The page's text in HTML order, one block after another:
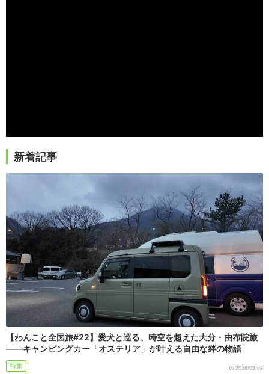
新着記事
【わんこと全国旅#22】愛犬と巡る、時空を超えた大分・由布院旅
――キャンピングカー「オステリア」が叶える自由な絆の物語
特集 2026/08/09